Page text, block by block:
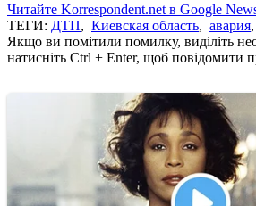
Читайте Korrespondent.net в Google
ТЕГИ: ДТП, Киевская область, авария,
Якщо ви помітили помилку, виділіть
натисніть Ctrl + Enter, щоб повідомити